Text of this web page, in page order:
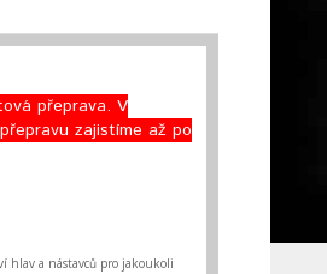
přeprava. V
zajistíme až po
hlav a nástavců pro jakoukoli